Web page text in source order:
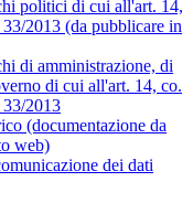
politici di cui all'art. 14,
2013 (da pubblicare in
di amministrazione, di
di cui all'art. 14, co.
2013
(documentazione da
web)
dei dati